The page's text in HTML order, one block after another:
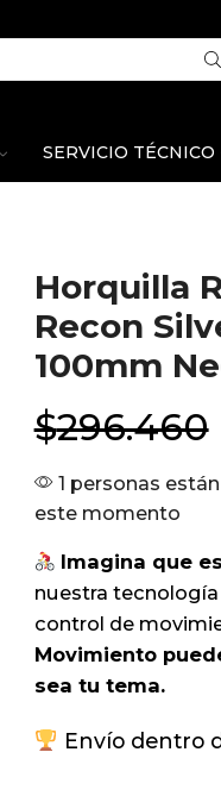
SERVICIO TÉCNICO
Horquilla
Recon
100mm
$296.460
1 personas
este momento
Imagina que
nuestra
control de
Movimiento
sea tu tema.
Envío dentro